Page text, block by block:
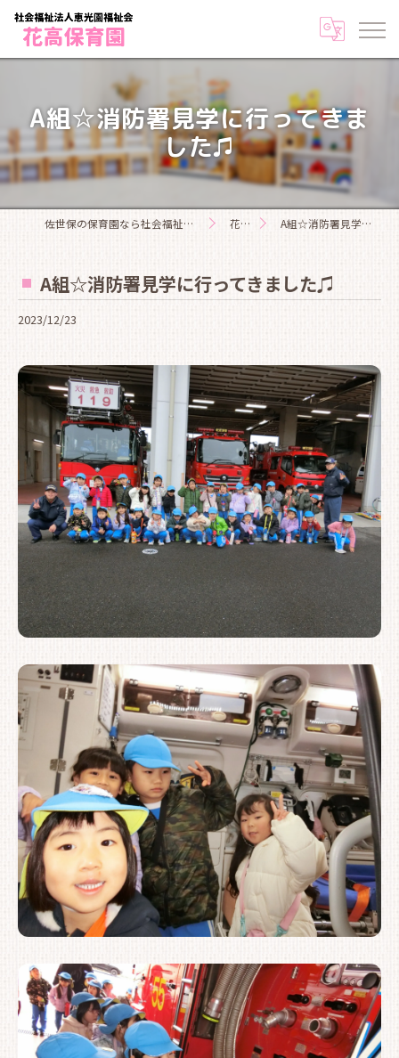
A組☆消防署見学に行ってきま
した♫
佐世保の保育園なら社会福祉法人恵光園福祉会花高保育園 花高日記 A組☆消防署見学に行ってきました♫
A組☆消防署見学に行ってきました♫
2023/12/23